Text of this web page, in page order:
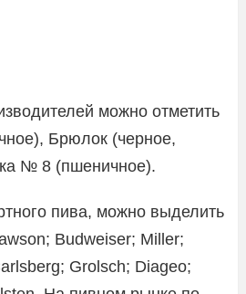
можно отметить
Брюлок (черное,
№ 8 (пшеничное).
пива, можно выделить
Budweiser; Miller;
Grolsch; Diageo;